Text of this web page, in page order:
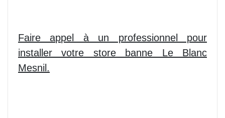
Faire appel à un professionnel pour
installer votre store banne Le Blanc
Mesnil.